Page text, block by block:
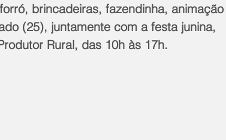
brincadeiras, fazendinha, animação
(25), juntamente com a festa junina,
Rural, das 10h às 17h.